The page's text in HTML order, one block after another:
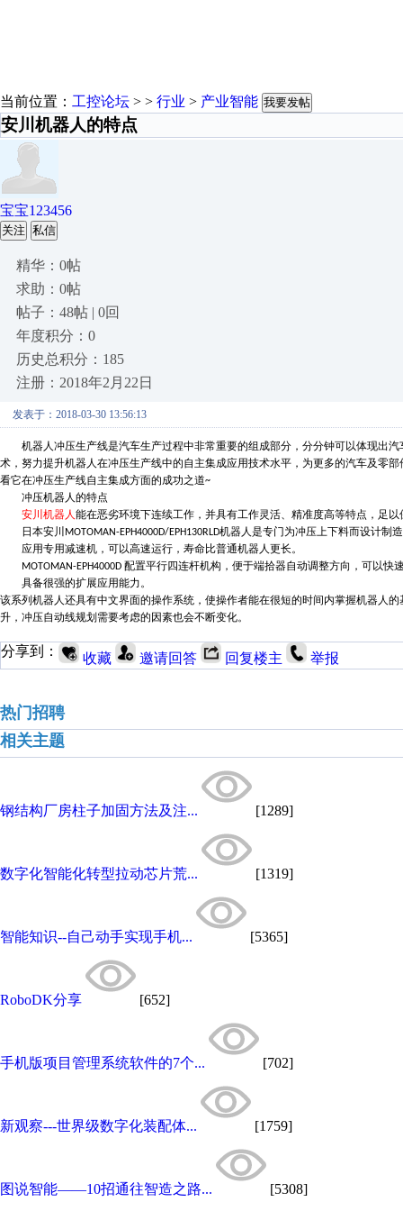
当前位置： 工控论坛 > > 行业 > 产业智能 我要发帖
安川机器人的特点
宝宝123456
关注 私信
精华：0帖
求助：0帖
帖子：48帖 | 0回
年度积分：0
历史总积分：185
注册：2018年2月22日
发表于：2018-03-30 13:56:13
机器人冲压生产线是汽车生产过程中非常重要的组成部分，分分钟可以体现出
术，努力提升机器人在冲压生产线中的自主集成应用技术水平，为更多的汽车及零
看它在冲压生产线自主集成方面的成功之道~
冲压机器人的特点
安川 机器人能在恶劣环境下连续工作，并具有工作灵活、精准度高等特点，足
日本安川 MOTOMAN-EPH4000D/EPH130RLD机器人是专门为冲压上下料而设计制
应用专用减速机，可以高速运行，寿命比普通机器人更长。
MOTOMAN-EPH4000D 配置平行四连杆机构，便于端拾器自动调整方向，可以快
具备很强的扩展应用能力。
该系列机器人还具有中文界面的操作系统，使操作者能在很短的时间内掌握机器人的
升，冲压自动线规划需要考虑的因素也会不断变化。
分享到： 收藏 邀请回答 回复楼主 举报
热门招聘
相关主题
钢结构厂房柱子加固方法及注... [1289]
数字化智能化转型拉动芯片荒... [1319]
智能知识--自己动手实现手机... [5365]
RoboDK分享 [652]
手机版项目管理系统软件的7个... [702]
新观察---世界级数字化装配体... [1759]
图说智能——10招通往智造之路... [5308]